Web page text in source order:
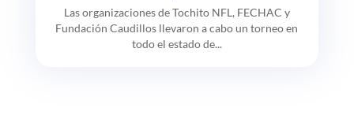
Las organizaciones de Tochito NFL, FECHAC y
Fundación Caudillos llevaron a cabo un torneo en
todo el estado de...